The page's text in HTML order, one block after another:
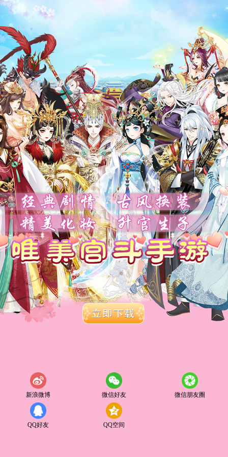
新浪微博 微信好友 微信朋友圈
QQ好友 QQ空间